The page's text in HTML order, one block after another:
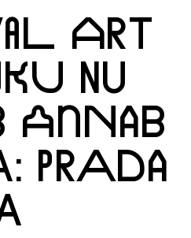
ART
NU
ANNAB
PRADA